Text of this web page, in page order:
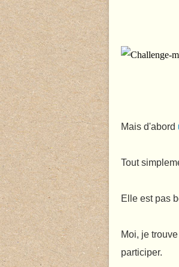
Mais d'abord
Tout
Elle est pas
Moi, je
participer.